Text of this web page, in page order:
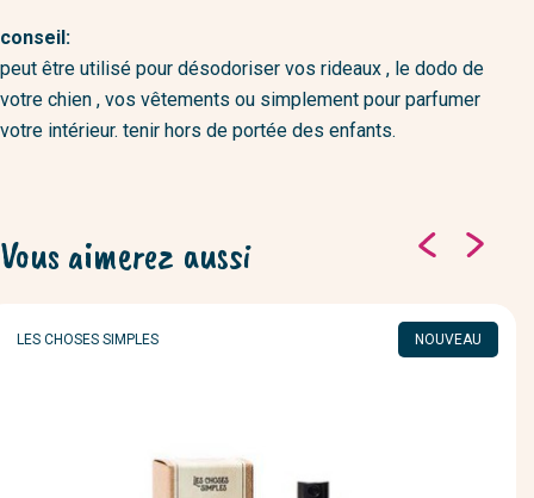
conseil:
peut être utilisé pour désodoriser vos rideaux , le dodo de
votre chien , vos vêtements ou simplement pour parfumer
votre intérieur. tenir hors de portée des enfants.
Vous aimerez aussi
MARQUE
LES CHOSES SIMPLES NOUVEAU